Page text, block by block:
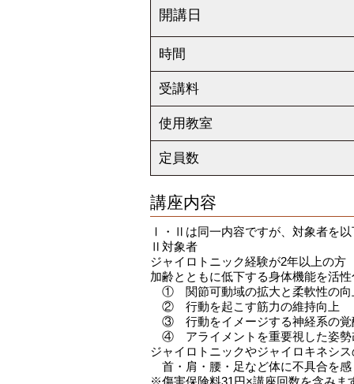
開講日
時間
受講料
使用教室
定員数
講座内容
Ⅰ・Ⅱは同一内容ですが、対象者を
Ⅱ対象者
ジャイロトニック経験が2年以上の
加齢とともに低下する身体機能を活
① 関節可動域の拡大と柔軟性の向
② 行動を起こす筋力の維持向上
③ 行動をイメージする神経系の覚
④ アライメントを重要視した姿勢
ジャイロトニックやジャイロキネシ
首・肩・腰・足など体に不具合を
※傷害保険料31円×講座回数を含みま